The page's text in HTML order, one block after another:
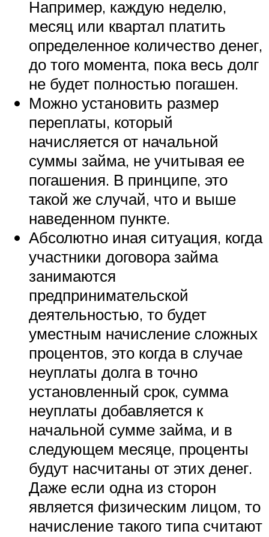
Например, каждую неделю,
месяц или квартал платить
определенное количество денег,
до того момента, пока весь долг
не будет полностью погашен.
Можно установить размер
переплаты, который
начисляется от начальной
суммы займа, не учитывая ее
погашения. В принципе, это
такой же случай, что и выше
наведенном пункте.
Абсолютно иная ситуация, когда
участники договора займа
занимаются
предпринимательской
деятельностью, то будет
уместным начисление сложных
процентов, это когда в случае
неуплаты долга в точно
установленный срок, сумма
неуплаты добавляется к
начальной сумме займа, и в
следующем месяце, проценты
будут насчитаны от этих денег.
Даже если одна из сторон
является физическим лицом, то
начисление такого типа считают